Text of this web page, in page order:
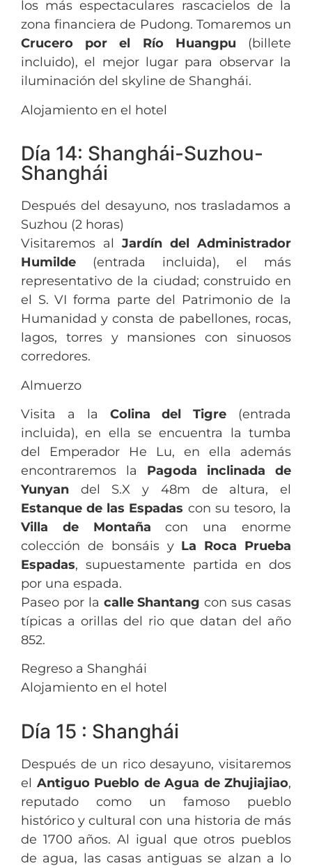
los más espectaculares rascacielos de la
zona financiera de Pudong. Tomaremos un
Crucero por el Río Huangpu (billete
incluido), el mejor lugar para observar la
iluminación del skyline de Shanghái.
Alojamiento en el hotel
Día 14: Shanghái-Suzhou-
Shanghái
Después del desayuno, nos trasladamos a
Suzhou (2 horas)
Visitaremos al Jardín del Administrador
Humilde (entrada incluida), el más
representativo de la ciudad; construido en
el S. VI forma parte del Patrimonio de la
Humanidad y consta de pabellones, rocas,
lagos, torres y mansiones con sinuosos
corredores.
Almuerzo
Visita a la Colina del Tigre (entrada
incluida), en ella se encuentra la tumba
del Emperador He Lu, en ella además
encontraremos la Pagoda inclinada de
Yunyan del S.X y 48m de altura, el
Estanque de las Espadas con su tesoro, la
Villa de Montaña con una enorme
colección de bonsáis y La Roca Prueba
Espadas, supuestamente partida en dos
por una espada.
Paseo por la calle Shantang con sus casas
típicas a orillas del rio que datan del año
852.
Regreso a Shanghái
Alojamiento en el hotel
Día 15 : Shanghái
Después de un rico desayuno, visitaremos
el Antiguo Pueblo de Agua de Zhujiajiao,
reputado como un famoso pueblo
histórico y cultural con una historia de más
de 1700 años. Al igual que otros pueblos
de agua, las casas antiguas se alzan a lo